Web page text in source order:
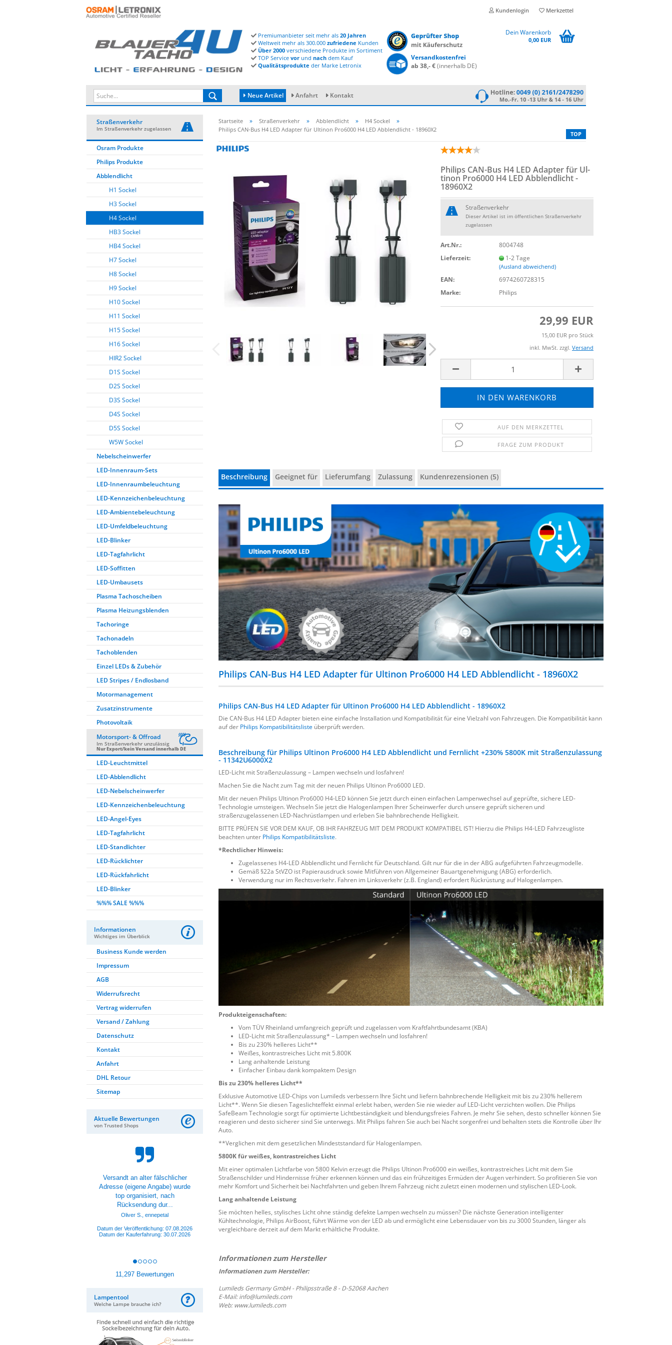
Kundenlogin Merkzettel
Premiumanbieter seit mehr als 20 Jahren
Weltweit mehr als 300.000 zufriedene Kunden
Über 2000 verschiedene Produkte im Sortiment
TOP Service vor und nach dem Kauf
Qualitätsprodukte der Marke Letronix
Versandkostenfrei
ab 38,- €(innerhalb DE)
Dein Warenkorb
0,00 EUR
Neue Artikel Anfahrt Kontakt
Startseite » Straßenverkehr » Abblendlicht » H4 Sockel »
Philips CAN-Bus H4 LED Adapter für Ultinon Pro6000 H4 LED Abblendlicht - 18960X2
TOP
Phil­ips CAN-​Bus H4 LED Ad­ap­ter für Ul­
ti­non Pro6000 H4 LED Ab­blend­licht -
18960X2
Art.Nr.:
8004748
Lieferzeit:
1-2 Tage
(Ausland abweichend)
EAN:
6974260728315
Marke:
Philips
Straßenverkehr
Dieser Artikel ist im öffentlichen Straßenverkehr
zugelassen
29,99 EUR
15,00 EUR pro Stück
inkl. MwSt. zzgl. Versand
AUF DEN MERKZETTEL
FRAGE ZUM PRODUKT
Beschreibung Geeignet für Lieferumfang Zulassung Kundenrezensionen (5)
Philips CAN-Bus H4 LED Adapter für Ultinon Pro6000 H4 LED Abblendlicht - 18960X2
Philips CAN-Bus H4 LED Adapter für Ultinon Pro6000 H4 LED Abblendlicht - 18960X2
Die CAN-Bus H4 LED Adapter bieten eine einfache Installation und Kompatibilität für eine Vielzahl von Fahrzeugen. Die Kompatibilität kann
auf der Philips Kompatibilitätsliste überprüft werden.
Beschreibung für Philips Ultinon Pro6000 H4 LED Abblendlicht und Fernlicht +230% 5800K mit Straßenzulassung
- 11342U6000X2
LED-Licht mit Straßenzulassung – Lampen wechseln und losfahren!
Machen Sie die Nacht zum Tag mit der neuen Philips Ultinon Pro6000 LED.
Mit der neuen Philips Ultinon Pro6000 H4-LED können Sie jetzt durch einen einfachen Lampenwechsel auf geprüfte, sichere LED-
Technologie umsteigen. Wechseln Sie jetzt die Halogenlampen Ihrer Scheinwerfer durch unsere geprüft sicheren und
straßenzugelassenen LED-Nachrüstlampen und erleben Sie bahnbrechende Helligkeit.
BITTE PRÜFEN SIE VOR DEM KAUF, OB IHR FAHRZEUG MIT DEM PRODUKT KOMPATIBEL IST! Hierzu die Philips H4-LED Fahrzeugliste
beachten unter Philips Kompatibilitätsliste.
*Rechtlicher Hinweis:
Zugelassenes H4-LED Abblendlicht und Fernlicht für Deutschland. Gilt nur für die in der ABG aufgeführten Fahrzeugmodelle.
Gemäß §22a StVZO ist Papierausdruck sowie Mitführen von Allgemeiner Bauartgenehmigung (ABG) erforderlich.
Verwendung nur im Rechtsverkehr. Fahren im Linksverkehr (z.B. England) erfordert Rückrüstung auf Halogenlampen.
Produkteigenschaften:
Vom TÜV Rheinland umfangreich geprüft und zugelassen vom Kraftfahrtbundesamt (KBA)
LED-Licht mit Straßenzulassung* – Lampen wechseln und losfahren!
Bis zu 230% helleres Licht**
Weißes, kontrastreiches Licht mit 5.800K
Lang anhaltende Leistung
Einfacher Einbau dank kompaktem Design
Bis zu 230% helleres Licht**
Exklusive Automotive LED-Chips von Lumileds verbessern Ihre Sicht und liefern bahnbrechende Helligkeit mit bis zu 230% hellerem
Licht**. Wenn Sie diesen Tageslichteffekt einmal erlebt haben, werden Sie nie wieder auf LED-Licht verzichten wollen. Die Philips
SafeBeam Technologie sorgt für optimierte Lichtbeständigkeit und blendungsfreies Fahren. Je mehr Sie sehen, desto schneller können Sie
reagieren und desto sicherer sind Sie unterwegs. Mit Philips fahren Sie auch bei Nacht sorgenfrei und behalten stets die Kontrolle über Ihr
Auto.
**Verglichen mit dem gesetzlichen Mindeststandard für Halogenlampen.
5800K für weißes, kontrastreiches Licht
Mit einer optimalen Lichtfarbe von 5800 Kelvin erzeugt die Philips Ultinon Pro6000 ein weißes, kontrastreiches Licht mit dem Sie
Straßenschilder und Hindernisse früher erkennen können und das ein frühzeitiges Ermüden der Augen verhindert. So profitieren Sie von
mehr Komfort und Sicherheit bei Nachtfahrten und geben Ihrem Fahrzeug nicht zuletzt einen modernen und stylischen LED-Look.
Lang anhaltende Leistung
Sie möchten helles, stylisches Licht ohne ständig defekte Lampen wechseln zu müssen? Die nächste Generation intelligenter
Kühltechnologie, Philips AirBoost, führt Wärme von der LED ab und ermöglicht eine Lebensdauer von bis zu 3000 Stunden, länger als
vergleichbare derzeit auf dem Markt erhältliche Produkte.
Informationen zum Hersteller:
Lumileds Germany GmbH - Philipsstraße 8 - D-52068 Aachen
E-Mail: info@lumileds.com
Web: www.lumileds.com
Straßenverkehr
Im Straßenverkehr zugelassen
Osram Produkte
Philips Produkte
Abblendlicht
H1 Sockel
H3 Sockel
H4 Sockel
HB3 Sockel
HB4 Sockel
H7 Sockel
H8 Sockel
H9 Sockel
H10 Sockel
H11 Sockel
H15 Sockel
H16 Sockel
HIR2 Sockel
D1S Sockel
D2S Sockel
D3S Sockel
D4S Sockel
D5S Sockel
W5W Sockel
Nebelscheinwerfer
LED-Innenraum-Sets
LED-Innenraumbeleuchtung
LED-Kennzeichenbeleuchtung
LED-Ambientebeleuchtung
LED-Umfeldbeleuchtung
LED-Blinker
LED-Tagfahrlicht
LED-Soffitten
LED-Umbausets
Plasma Tachoscheiben
Plasma Heizungsblenden
Tachoringe
Tachonadeln
Tachoblenden
Einzel LEDs & Zubehör
LED Stripes / Endlosband
Motormanagement
Zusatzinstrumente
Photovoltaik
Motorsport- & Offroad
Im Straßenverkehr unzulässig
Nur Export/kein Versand innerhalb DE
LED-Leuchtmittel
LED-Abblendlicht
LED-Nebelscheinwerfer
LED-Kennzeichenbeleuchtung
LED-Angel-Eyes
LED-Tagfahrlicht
LED-Standlichter
LED-Rücklichter
LED-Rückfahrlicht
LED-Blinker
%%% SALE %%%
Informationen
Wichtiges im Überblick
Business Kunde werden
Impressum
AGB
Widerrufsrecht
Vertrag widerrufen
Versand / Zahlung
Datenschutz
Kontakt
Anfahrt
DHL Retour
Sitemap
Aktuelle Bewertungen
von Trusted Shops
Versandt an alter fälschlicher
Adresse (eigene Angabe) wurde
top organisiert, nach
Rücksendung dur...
Oliver S., ennepetal
Datum der Veröffentlichung: 07.08.2026
Datum der Kauferfahrung: 30.07.2026
11,297 Bewertungen
Lampentool
Welche Lampe brauche ich?